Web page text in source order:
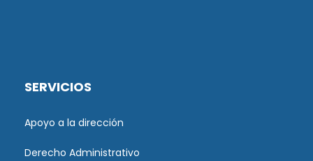
SERVICIOS
Apoyo a la dirección
Derecho Administrativo